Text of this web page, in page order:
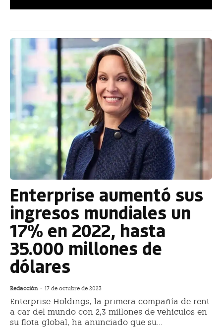
Enterprise aumentó sus
ingresos mundiales un
17% en 2022, hasta
35.000 millones de
dólares
Redacción - 17 de octubre de 2023
Enterprise Holdings, la primera compañía de rent
a car del mundo con 2,3 millones de vehículos en
su flota global, ha anunciado que su...